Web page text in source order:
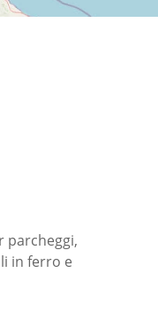
parcheggi,
in ferro e